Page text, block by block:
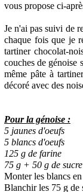
vous propose ci-
Je n'ai pas suivi de
chaque fois que je
tartiner chocolat-
couches de génoise
même pâte à
décoré avec des
Pour la génoise :
5 jaunes d'oeufs
5 blancs d'oeufs
125 g de farine
75 g + 50 g de sucre
Monter les blancs
Blanchir les 75 g de